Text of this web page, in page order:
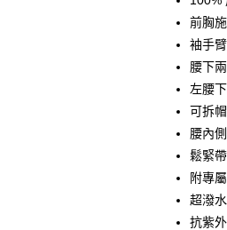
悠遊付
Google
運送方
宅配
每筆
前胸
袖手
腰下
左腰
可拆
腰內
鬆緊
附專
超潑
抗紫